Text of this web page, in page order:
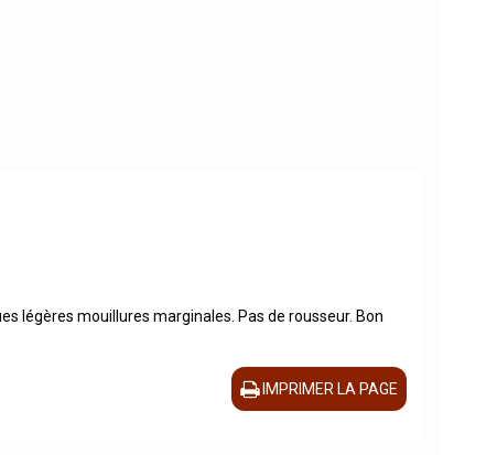
légères mouillures marginales. Pas de rousseur. Bon
IMPRIMER LA PAGE